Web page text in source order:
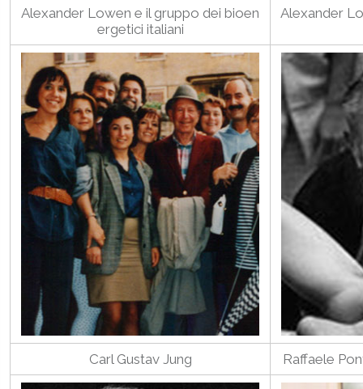
Alexander Lowen e il gruppo dei bioen
ergetici italiani
Alexander
Carl Gustav Jung Raffaele